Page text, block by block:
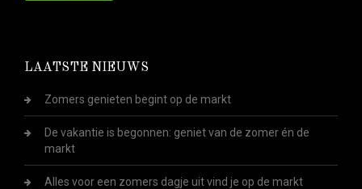
LAATSTE NIEUWS
Zomers genieten begint op de markt
De vakantie is begonnen: geniet van de zomer én de
markt
Alles voor een zomers dagje uit vind je op de markt